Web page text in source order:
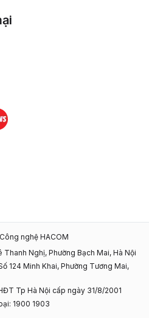
TikTok
nghệ HACOM
Thanh Nghị, Phường Bạch Mai, Hà Nội
124 Minh Khai, Phường Tương Mai,
Tp Hà Nội cấp ngày 31/8/2001
1900 1903